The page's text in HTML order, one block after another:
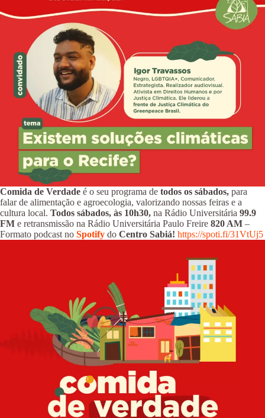
Comida de Verdade é o seu programa de todos os sábados, para
falar de alimentação e agroecologia, valorizando nossas feiras e a
cultura local. Todos sábados, às 10h30, na Rádio Universitária 99.9
FM e retransmissão na Rádio Universitária Paulo Freire 820 AM –
Formato podcast no Spotify do Centro Sabiá! https://spoti.fi/31VtUj5